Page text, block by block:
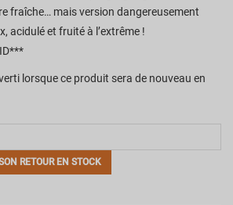
fraîche… mais version dangereusement
acidulé et fruité à l’extrême !
lorsque ce produit sera de nouveau en
RETOUR EN STOCK